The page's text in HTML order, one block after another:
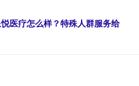
医疗怎么样？特殊人群服务给